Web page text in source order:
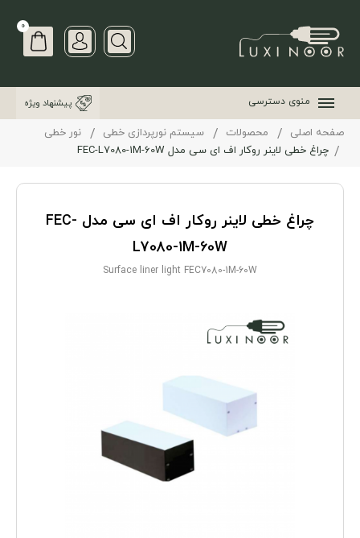
0
منوی دسترسی پیشنهاد ویژه
صفحه اصلی محصولات سیستم نورپردازی خطی
نور خطی
چراغ خطی لاینر روکار اف ای سی مدل FEC-L7080-1M-60W
چراغ خطی لاینر روکار اف ای سی مدل FEC-
L7080-1M-60W
Surface liner light FEC7080-1M-60W